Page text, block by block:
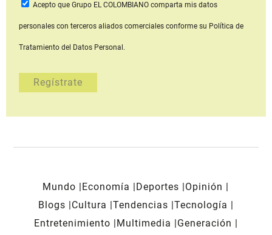
Acepto que Grupo EL COLOMBIANOcomparta mis datos
personales con terceros aliados comerciales conforme su Política de
Tratamiento del Datos Personal.
Mundo Economía Deportes
Opinión
Blogs
Cultura Tendencias Tecnología
Entretenimiento
Multimedia
Generación